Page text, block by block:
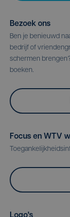
Bezoek ons
Ben je benieuwd
bedrijf of
schermen
boeken.
Focus en WTV